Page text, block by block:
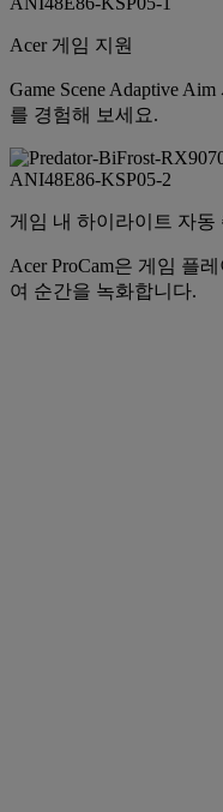
Acer 게임 지원
Game Scene Adaptive
를 경험해 보세요.
게임 내 하이라이트 자동
Acer ProCam은 게임 플
여 순간을 녹화합니다.